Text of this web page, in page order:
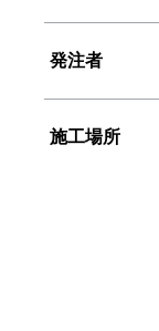
発注者
施工場所